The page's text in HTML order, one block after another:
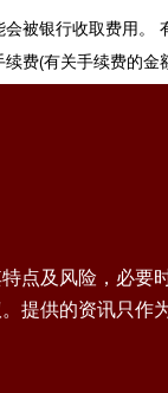
被银行收取费用。
费(有关手续费的
点及风险，必要
提供的资讯只作